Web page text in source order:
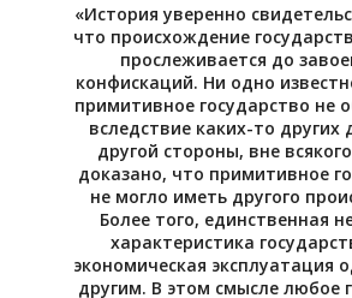
«История уверенно
что происхождение
прослеживается до
конфискаций. Ни одно
примитивное государство не
вследствие каких-то других
другой стороны, вне
доказано, что примитивное
не могло иметь другого
Более того, единственная
характеристика
экономическая эксплуатация
другим. В этом смысле любое